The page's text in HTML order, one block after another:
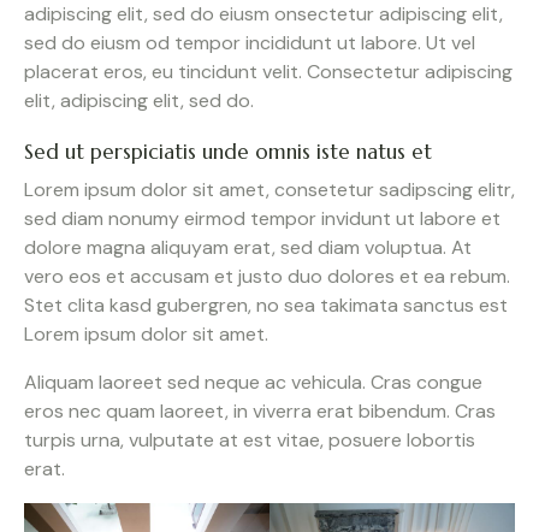
adipiscing elit, sed do eiusm onsectetur adipiscing elit,
sed do eiusm od tempor incididunt ut labore. Ut vel
placerat eros, eu tincidunt velit. Consectetur adipiscing
elit, adipiscing elit, sed do.
Sed ut perspiciatis unde omnis iste natus et
Lorem ipsum dolor sit amet, consetetur sadipscing elitr,
sed diam nonumy eirmod tempor invidunt ut labore et
dolore magna aliquyam erat, sed diam voluptua. At
vero eos et accusam et justo duo dolores et ea rebum.
Stet clita kasd gubergren, no sea takimata sanctus est
Lorem ipsum dolor sit amet.
Aliquam laoreet sed neque ac vehicula. Cras congue
eros nec quam laoreet, in viverra erat bibendum. Cras
turpis urna, vulputate at est vitae, posuere lobortis
erat.